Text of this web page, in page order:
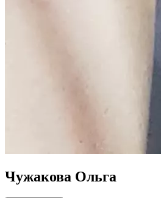
Чужакова Ольга